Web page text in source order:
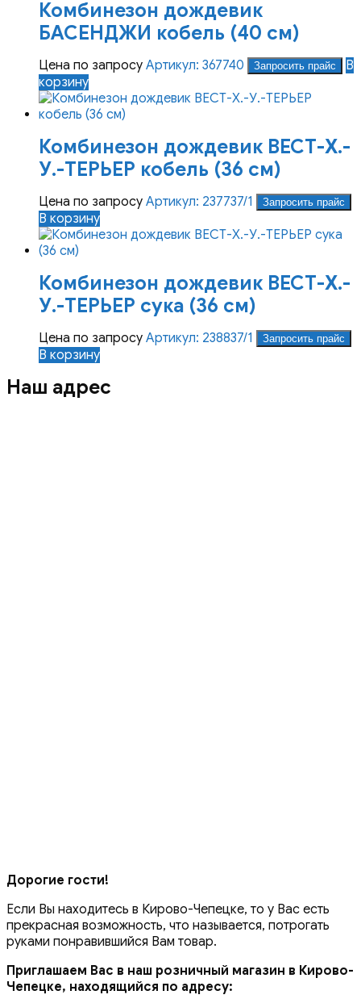
вариаций.
Опции
можно
выбрать
на
странице
товара.
Комбинезон дождевик
БАСЕНДЖИ кобель (40 см)
Цена по запросу Артикул: 367740 Запросить прайс
В
корзину
Комбинезон дождевик ВЕСТ-Х.-
У.-ТЕРЬЕР кобель (36 см)
Цена по запросу Артикул: 237737/1 Запросить прайс
В корзину
Комбинезон дождевик ВЕСТ-Х.-
У.-ТЕРЬЕР сука (36 см)
Цена по запросу Артикул: 238837/1 Запросить прайс
В корзину
Наш адрес
Дорогие гости!
Если Вы находитесь в Кирово-Чепецке, то у Вас есть
прекрасная возможность, что называется, потрогать
руками понравившийся Вам товар.
Приглашаем Вас в наш розничный магазин в Кирово-
Чепецке, находящийся по адресу: